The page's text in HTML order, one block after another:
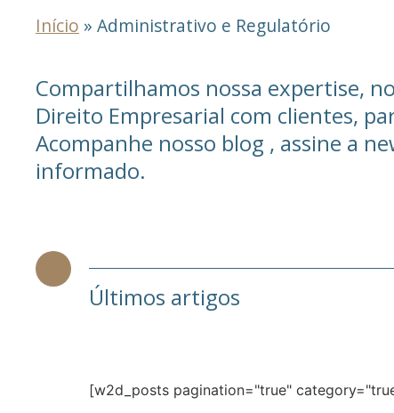
Início » Administrativo e Regulatório
Compartilhamos nossa expertise,
Direito Empresarial com clientes,
Acompanhe nosso blog , assine a
informado.
Últimos artigos
[w2d_posts pagination="true"